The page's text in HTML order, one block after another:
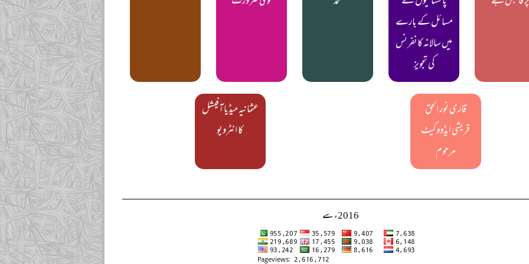
مسائل کے بارے
میں سالانہ کانفرنس
کی تجویز
قاری نور الحق
قریشی ایڈووکیٹ
مرحوم
عثمانیہ میڈیا آفیشل
کا انٹرویو
2016ء سے